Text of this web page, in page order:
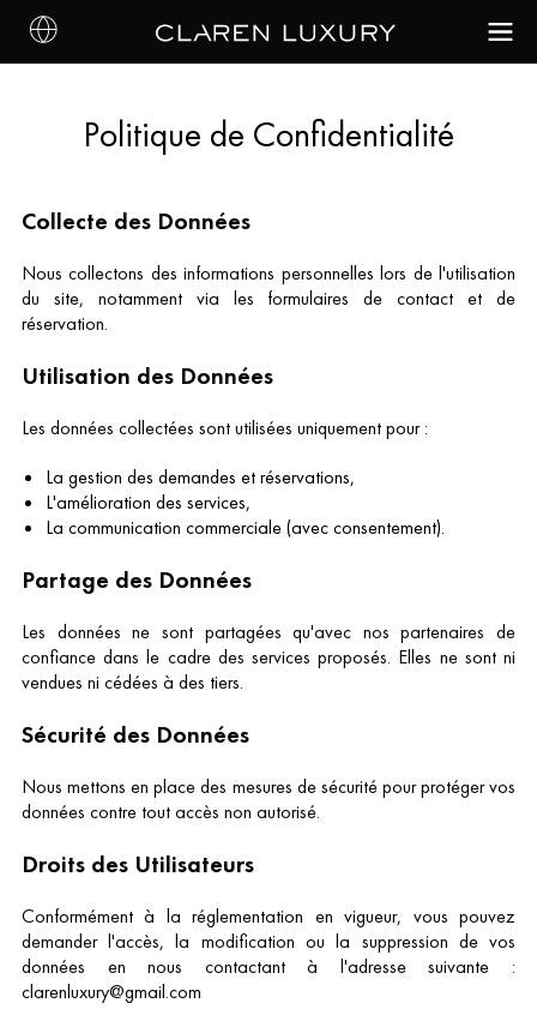
Politique de Confidentialité
Collecte des Données
Nous collectons des informations personnelles lors de l'utilisation
du site, notamment via les formulaires de contact et de
réservation.
Utilisation des Données
Les données collectées sont utilisées uniquement pour :
La gestion des demandes et réservations,
L'amélioration des services,
La communication commerciale (avec consentement).
Partage des Données
Les données ne sont partagées qu'avec nos partenaires de
confiance dans le cadre des services proposés. Elles ne sont ni
vendues ni cédées à des tiers.
Sécurité des Données
Nous mettons en place des mesures de sécurité pour protéger vos
données contre tout accès non autorisé.
Droits des Utilisateurs
Conformément à la réglementation en vigueur, vous pouvez
demander l'accès, la modification ou la suppression de vos
données en nous contactant à l'adresse suivante :
clarenluxury@gmail.com